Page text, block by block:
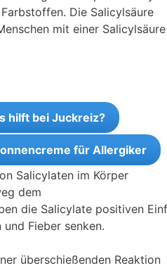
Die Salicylsäure
mit einer Salicylsäure
hilft bei Juckreiz?
für Allergiker
Salicylaten im Körper
dem
die Salicylate positiven
Fieber senken.
überschießenden Reaktion